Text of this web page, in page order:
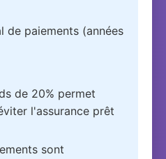
de paiements (années
de 20% permet
l'assurance prêt
sont